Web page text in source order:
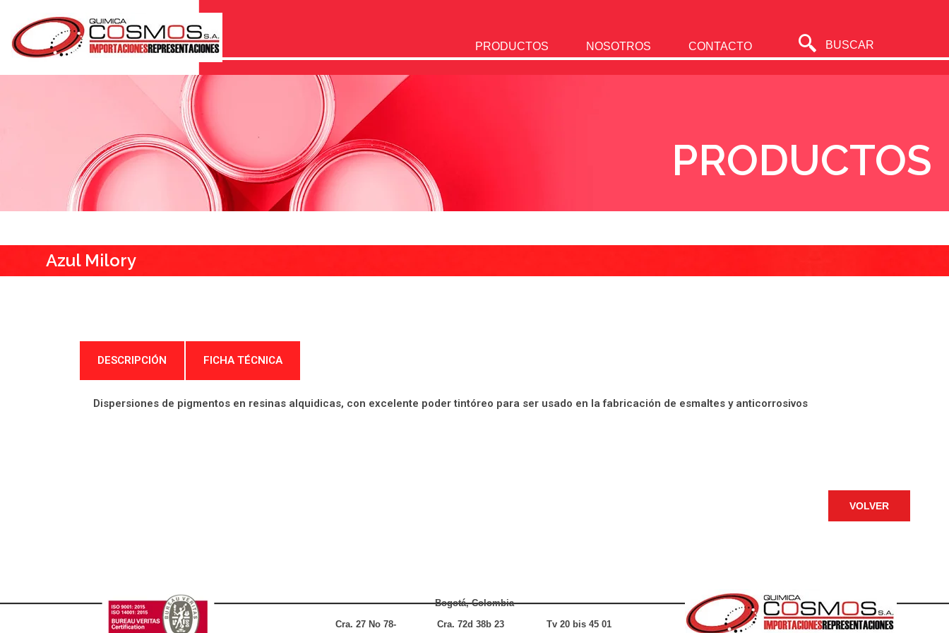
PRODUCTOS NOSOTROS CONTACTO BUSCAR
PRODUCTOS
Azul Milory
DESCRIPCIÓN FICHA TÉCNICA
Dispersiones de pigmentos en resinas alquidicas, con excelente poder tintóreo para ser usado en la fabricación de esmaltes y anticorrosivos
VOLVER
Bogotá, Colombia
Cra. 27 No 78-
Cra. 72d 38b 23 Tv 20 bis 45 01